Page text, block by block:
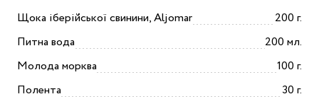
Щока іберійської свинини, Aljomar
200 г.
Питна вода
200 мл.
Молода морква
100 г.
Полента
30 г.